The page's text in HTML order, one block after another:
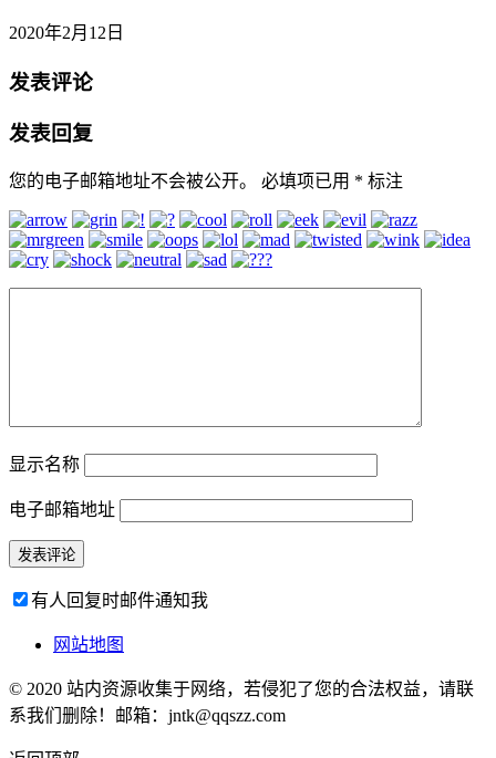
2020年2月12日
发表评论
发表回复
您的电子邮箱地址不会被公开。 必填项已用 * 标注
显示名称
电子邮箱地址
有人回复时邮件通知我
网站地图
© 2020 站内资源收集于网络，若侵犯了您的合法权益，请联
系我们删除！邮箱：jntk@qqszz.com